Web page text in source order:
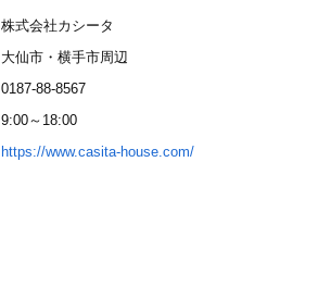
株式会社カシータ
大仙市・横手市周辺
0187-88-8567
9:00～18:00
https://www.casita-house.com/